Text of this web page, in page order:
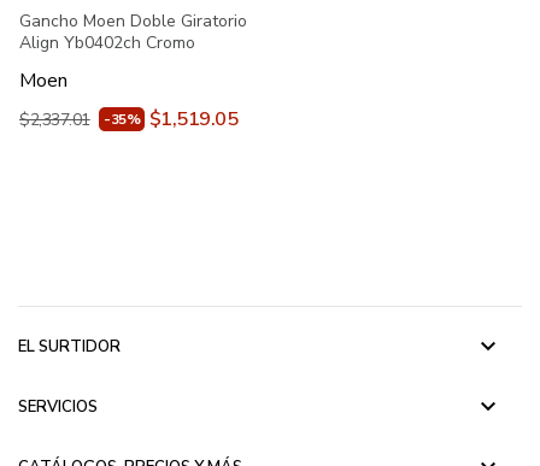
Gancho Moen Doble Giratorio
Align Yb0402ch Cromo
Moen
$2,337.01 -35% $1,519.05
EL SURTIDOR keyboard_arrow_down
SERVICIOS keyboard_arrow_down